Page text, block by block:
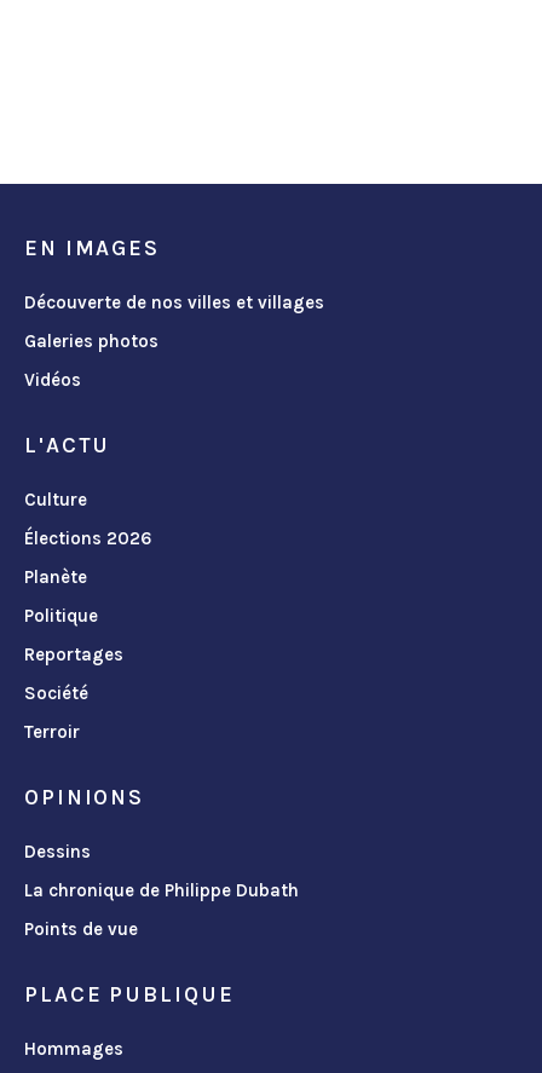
EN IMAGES
Découverte de nos villes et villages
Galeries photos
Vidéos
L'ACTU
Culture
Élections 2026
Planète
Politique
Reportages
Société
Terroir
OPINIONS
Dessins
La chronique de Philippe Dubath
Points de vue
PLACE PUBLIQUE
Hommages